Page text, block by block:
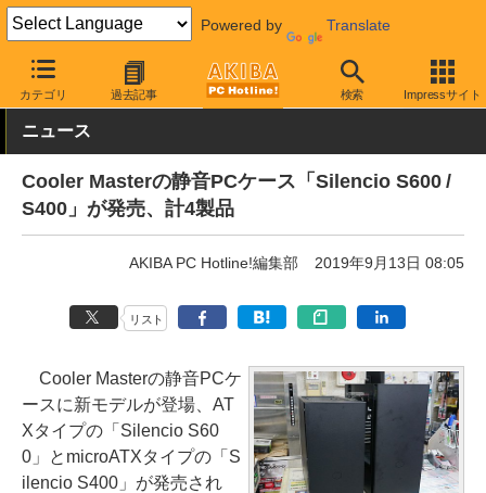
Powered by Translate
カテゴリ 過去記事 検索 Impressサイト
AKIBA PC Hotline! PCパーツ PCケース タワー型
ニュース
Cooler Masterの静音PCケース「Silencio S600 /
S400」が発売、計4製品
AKIBA PC Hotline!編集部 2019年9月13日 08:05
リスト
Cooler Masterの静音PCケ
ースに新モデルが登場、AT
Xタイプの「Silencio S60
0」とmicroATXタイプの「S
ilencio S400」が発売され